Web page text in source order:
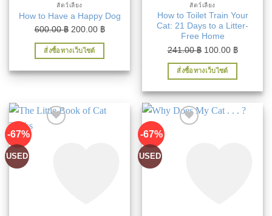
สัตว์เลี้ยง
How to Have a Happy Dog
600.00฿ Original
price
was:
200.00 ฿Current
price
สั่งซื้อทางเว็บไซต์
สัตว์เลี้ยง
How to Toilet Train Your
Cat: 21 Days to a Litter-
Free Home
241.00฿ Original
price
was:
100.00 ฿Current
price
สั่งซื้อทางเว็บไซต์
-67%
USED
-67%
USED